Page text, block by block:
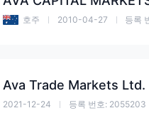
호주
2010-04-27 등록
Ava Trade Markets Ltd.
2021-12-24
등록 번호: 2055203